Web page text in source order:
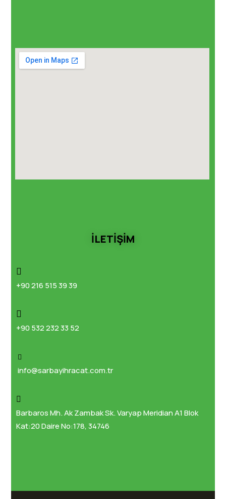
İLETİŞİM
+90 216 515 39 39
+90 532 232 33 52
info@sarbayihracat.com.tr
Barbaros Mh. Ak Zambak Sk. Varyap Meridian A1 Blok
Kat:20 Daire No:178, 34746